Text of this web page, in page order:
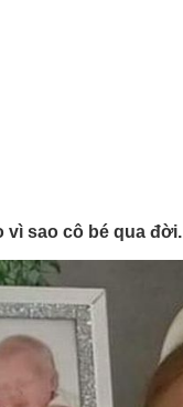
vì sao cô bé qua đời.